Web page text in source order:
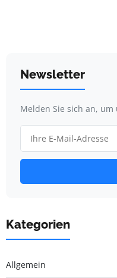
Newsletter
Melden Sie sich an,
Kategorien
Allgemein